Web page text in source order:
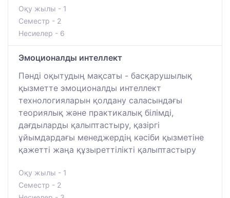
Оқу жылы - 1
Семестр - 2
Несиелер - 6
Эмоционалды интеллект
Пәнді оқытудың мақсаты - басқарушылық
қызметте эмоционалды интеллект
технологияларын қолдану саласындағы
теориялық және практикалық білімді,
дағдыларды қалыптастыру, қазіргі
ұйымдардағы менеджердің кәсіби қызметіне
қажетті жаңа құзыреттілікті қалыптастыру
Оқу жылы - 1
Семестр - 2